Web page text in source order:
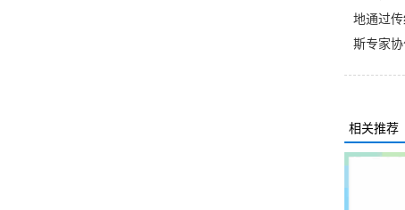
地通过
斯专家
相关推荐